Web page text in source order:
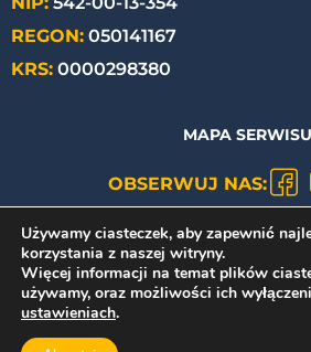
REGON: 050141167
KRS: 0000298380
MAPA SERWISU
OBSERWUJ NAS:
POLITYKA
Używamy ciasteczek, aby zapewnić
korzystania z naszej witryny.
Więcej informacji na temat plików
używamy, oraz możliwości ich
ustawieniach.